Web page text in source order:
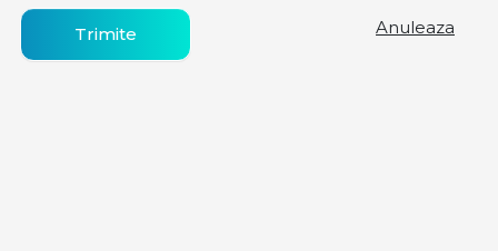
Trimite Anuleaza